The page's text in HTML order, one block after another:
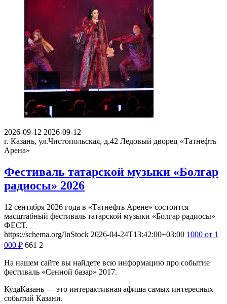
2026-09-12 2026-09-12
г. Казань, ул.Чистопольская, д.42 Ледовый дворец «Татнефть
Арена»
Фестиваль татарской музыки «Болгар
радиосы» 2026
12 сентября 2026 года в «Татнефть Арене» состоится
масштабный фестиваль татарской музыки «Болгар радиосы»
ФЕСТ.
https://schema.org/InStock 2026-04-24T13:42:00+03:00 1000 от 1
000 ₽ 661 2
На нашем сайте вы найдете всю информацию про событие
фестиваль «Сенной базар» 2017.
КудаКазань — это интерактивная афиша самых интересных
событий Казани.